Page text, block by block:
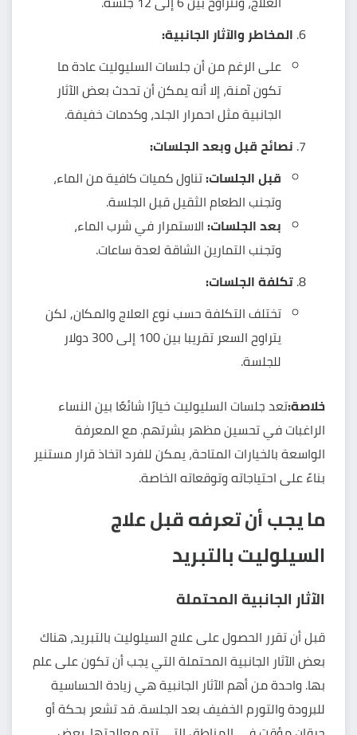
المخاطر والآثار الجانبية:
على الرغم من أن جلسات السليوليت عادة ما
تكون آمنة، إلا أنه يمكن أن تحدث بعض الآثار
الجانبية مثل احمرار الجلد، وكدمات خفيفة.
نصائح قبل وبعد الجلسات:
قبل الجلسات:تناول كميات كافية من الماء،
وتجنب الطعام الثقيل قبل الجلسة.
بعد الجلسات: الاستمرار في شرب الماء،
وتجنب التمارين الشاقة لعدة ساعات.
تكلفة الجلسات:
تختلف التكلفة حسب نوع العلاج والمكان, لكن
يتراوح السعر تقريبا بين 100 إلى 300 دولار
للجلسة.
خلاصة:تعد جلسات السليوليت خيارًا شائعًا بين النساء
الراغبات في تحسين مظهر بشرتهم. مع المعرفة
الواسعة بالخيارات المتاحة، يمكن للفرد اتخاذ قرار مستنير
بناءً على احتياجاته وتوقعاته الخاصة.
ما يجب أن تعرفه قبل علاج
السيلوليت بالتبريد
الآثار الجانبية المحتملة
قبل أن تقرر الحصول على علاج السيلوليت بالتبريد، هناك
بعض الآثار الجانبية المحتملة التي يجب أن تكون على علم
بها. واحدة من أهم الآثار الجانبية هي زيادة الحساسية
للبرودة والتورم الخفيف بعد الجلسة. قد تشعر بحكة أو